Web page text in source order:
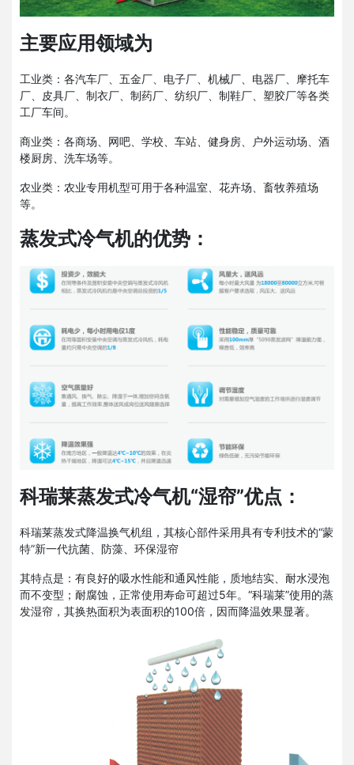
主要应用领域为
工业类：各汽车厂、五金厂、电子厂、机械厂、电器厂、摩托车
厂、皮具厂、制衣厂、制药厂、纺织厂、制鞋厂、塑胶厂等各类
工厂车间。
商业类：各商场、网吧、学校、车站、健身房、户外运动场、酒
楼厨房、洗车场等。
农业类：农业专用机型可用于各种温室、花卉场、畜牧养殖场
等。
蒸发式冷气机的优势：
科瑞莱蒸发式冷气机“湿帘”优点：
科瑞莱蒸发式降温换气机组，其核心部件采用具有专利技术的“蒙
特”新一代抗菌、防藻、环保湿帘
其特点是：有良好的吸水性能和通风性能，质地结实、耐水浸泡
而不变型；耐腐蚀，正常使用寿命可超过5年。“科瑞莱”使用的蒸
发湿帘，其换热面积为表面积的100倍，因而降温效果显著。